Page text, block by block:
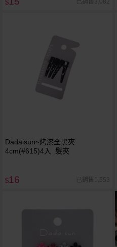
$ 已銷售3,082
Dadaisun~烤漆全黑夾
4cm(#615)4入 髮夾
$16 已銷售1,553